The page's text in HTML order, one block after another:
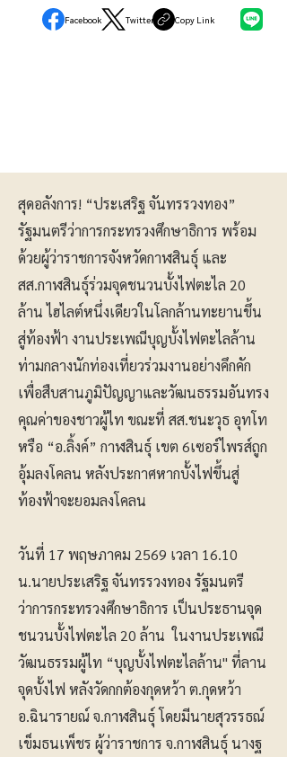
Facebook Twitter Copy Link
สุดอลังการ! “ประเสริฐ จันทรรวงทอง”
รัฐมนตรีว่าการกระทรวงศึกษาธิการ พร้อม
ด้วยผู้ว่าราชการจังหวัดกาฬสินธุ์ และ
สส.กาฬสินธุ์ร่วมจุดชนวนบั้งไฟตะไล 20
ล้าน ไฮไลต์หนึ่งเดียวในโลกล้านทะยานขึ้น
สู่ท้องฟ้า งานประเพณีบุญบั้งไฟตะไลล้าน
ท่ามกลางนักท่องเที่ยวร่วมงานอย่างคึกคัก
เพื่อสืบสานภูมิปัญญาและวัฒนธรรมอันทรง
คุณค่าของชาวผู้ไท ขณะที่ สส.ชนะวุธ อุทโท
หรือ “อ.ลิ้งค์” กาฬสินธุ์ เขต 6เซอร์ไพรส์ถูก
อุ้มลงโคลน หลังประกาศหากบั้งไฟขึ้นสู่
ท้องฟ้าจะยอมลงโคลน
วันที่ 17 พฤษภาคม 2569 เวลา 16.10
น.นายประเสริฐ จันทรรวงทอง รัฐมนตรี
ว่าการกระทรวงศึกษาธิการ เป็นประธานจุด
ชนวนบั้งไฟตะไล 20 ล้าน ในงานประเพณี
วัฒนธรรมผู้ไท “บุญบั้งไฟตะไลล้าน" ที่ลาน
จุดบั้งไฟ หลังวัดกกต้องกุดหว้า ต.กุดหว้า
อ.ฉินารายณ์ จ.กาฬสินธุ์ โดยมีนายสุวรรธณ์
เข็มธนเพ็ชร ผู้ว่าราชการ จ.กาฬสินธุ์ นางฐ